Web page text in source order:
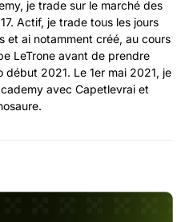
je trade sur le marché des
Actif, je trade tous les jours
et ai notamment créé, au cours
LeTrone avant de prendre
début 2021. Le 1er mai 2021, je
avec Capetlevrai et